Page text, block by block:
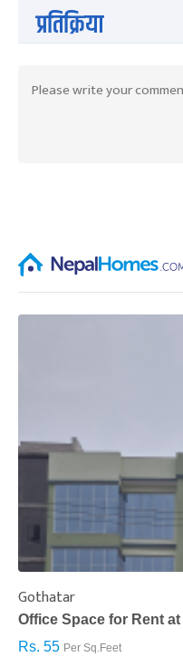
प्रतिक्रिया
Gothatar
Office Space for Rent
Rs. 55 Per Sq.Feet